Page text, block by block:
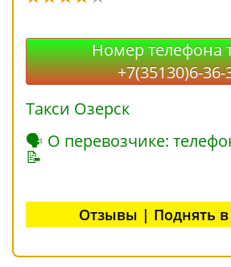
Номер телефона
+7(35130)6-36-
Такси Озерск
🗣 О перевозчике:
📝
Отзывы | Поднять в